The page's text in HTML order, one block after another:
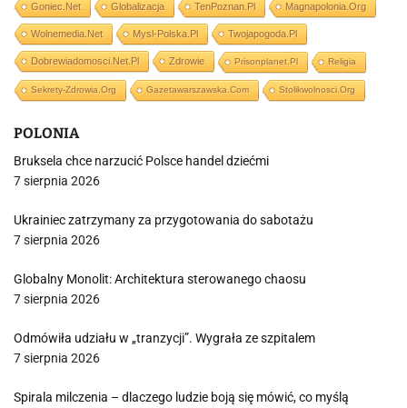
Goniec.net Globalizacja TenPoznan.pl Magnapolonia.org
Wolnemedia.net Mysl-Polska.pl Twojapogoda.pl
Dobrewiadomosci.net.pl Zdrowie Prisonplanet.pl Religia
Sekrety-Zdrowia.org Gazetawarszawska.com Stolikwolnosci.org
POLONIA
Bruksela chce narzucić Polsce handel dziećmi
7 sierpnia 2026
Ukrainiec zatrzymany za przygotowania do sabotażu
7 sierpnia 2026
Globalny Monolit: Architektura sterowanego chaosu
7 sierpnia 2026
Odmówiła udziału w „tranzycji”. Wygrała ze szpitalem
7 sierpnia 2026
Spirala milczenia – dlaczego ludzie boją się mówić, co myślą